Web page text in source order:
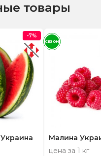
товары
-7%
Малина
цена за 1 кг
СЕЗОН